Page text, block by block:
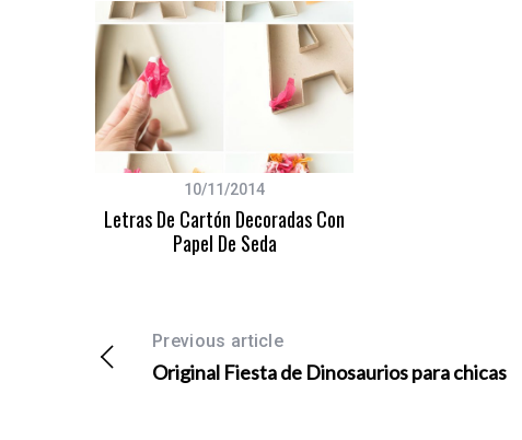
10/11/2014
Letras De Cartón Decoradas Con
Papel De Seda
Previous article
Original Fiesta de Dinosaurios para chicas